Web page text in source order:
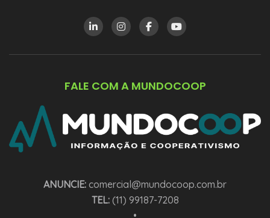
FALE COM A MUNDOCOOP
ANUNCIE: comercial@mundocoop.com.br
TEL:(11) 99187-7208
•